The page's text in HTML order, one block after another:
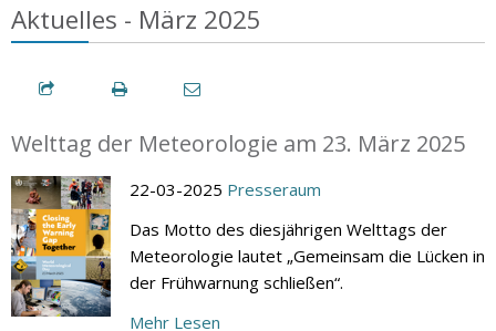
Aktuelles - März 2025
Welttag der Meteorologie am 23. März 2025
22-03-2025 Presseraum
Das Motto des diesjährigen Welttags der
Meteorologie lautet „Gemeinsam die Lücken in
der Frühwarnung schließen“.
Mehr Lesen